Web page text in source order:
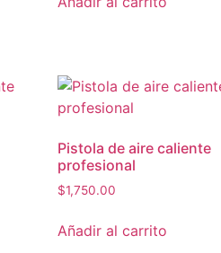
Pistola de aire caliente
profesional
$1,750.00
Añadir al carrito